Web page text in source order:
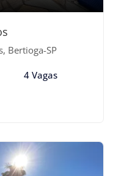
Bertioga-SP
4 Vagas